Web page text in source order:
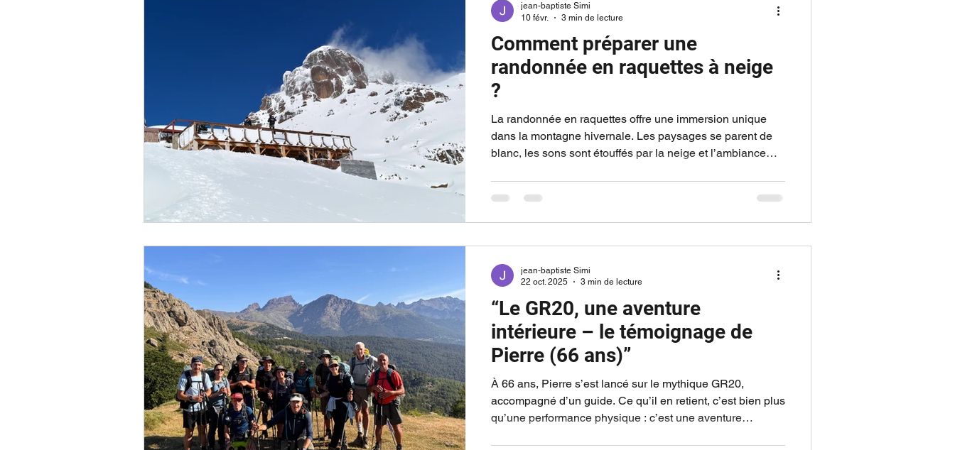
Comment préparer une
randonnée en raquettes à neige
?
La randonnée en raquettes offre une immersion unique
dans la montagne hivernale. Les paysages se parent de
blanc, les sons sont étouffés par la neige et l’ambiance
transforme les repères, ralentit la progression et augmente
les risques. Une sortie réussie repose donc sur une
jean-baptiste Simi
10 févr.
3 min de lecture
“Le GR20, une aventure
intérieure – le témoignage de
Pierre (66 ans)”
À 66 ans, Pierre s’est lancé sur le mythique GR20,
accompagné d’un guide. Ce qu’il en retient, c’est bien plus
qu’une performance physique : c’est une aventure
jean-baptiste Simi
22 oct. 2025
3 min de lecture